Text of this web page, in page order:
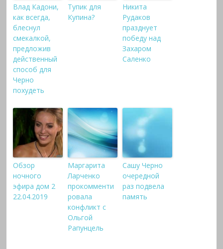
Влад Кадони,
как всегда,
блеснул
смекалкой,
предложив
действенный
способ для
Черно
похудеть
Тупик для
Купина?
Никита
Рудаков
празднует
победу над
Захаром
Саленко
Обзор
ночного
эфира дом 2
22.04.2019
Маргарита
Ларченко
прокомменти
ровала
конфликт с
Ольгой
Рапунцель
Сашу Черно
очередной
раз подвела
память